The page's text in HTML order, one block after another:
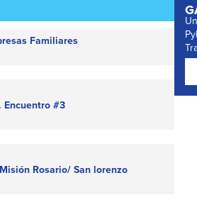
Familiares
Encuentro #3
Rosario/ San lorenzo